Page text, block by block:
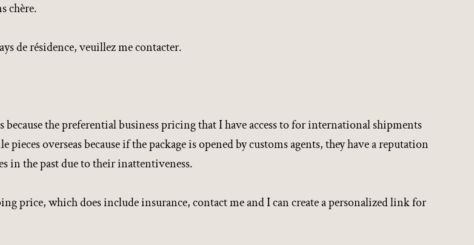
chère.
de résidence, veuillez me contacter.
the preferential business pricing that I have access to for international shipments
overseas because if the package is opened by customs agents, they have a reputation
in the past due to their inattentiveness.
price, which does include insurance, contact me and I can create a personalized link for